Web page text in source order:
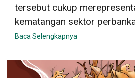
tersebut cukup
kematangan sektor
Baca Selengkapnya